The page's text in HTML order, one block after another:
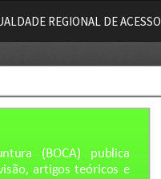
REGIONAL DE ACESSO